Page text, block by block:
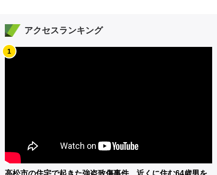
アクセスランキング
1
高松市の住宅で起きた強盗致傷事件 近くに住む64歳男を